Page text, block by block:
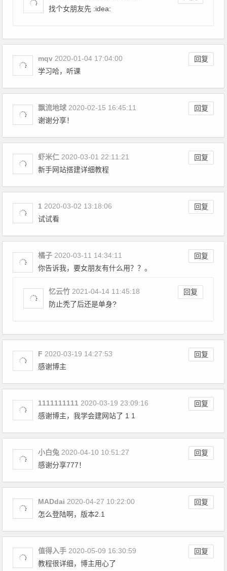
找个女朋友先 :idea:
mqv 回复
2020-01-04 17:04:00
学习哈，听课
飘流地球 回复
2020-02-15 16:45:11
谢谢分享！
虾米仁 回复
2020-03-01 22:11:21
新手网站搭建详细教程
1 回复
2020-03-02 13:18:06
试试看
橘子 回复
2020-03-11 14:34:11
你告诉我，要女朋友有什么用？？。
忆云竹 回复
2021-04-14 11:45:18
防止秃了后还是单身?
F 回复
2020-03-19 14:27:53
感谢博主
1111111111 回复
2020-03-19 23:09:16
感谢博主，我学会建网站了 1 1
小白兔 回复
2020-04-10 10:51:27
感谢分享777！
MADdai 回复
2020-04-27 10:22:00
怎么登陆啊，版本2.1
值得入手 回复
2020-05-09 16:30:59
教程很详细，博主用心了